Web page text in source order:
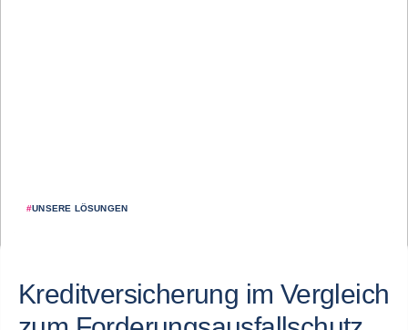
#UNSERE LÖSUNGEN
Kreditversicherung im Vergleich